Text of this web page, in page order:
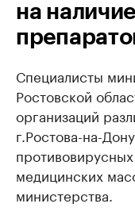
на
Специалисты
Ростовской
организаций
г.Ростова-на-
медицинских
министерства.